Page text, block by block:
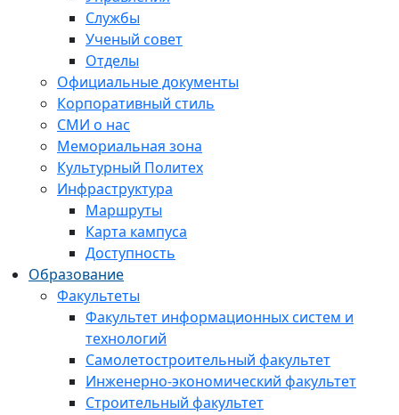
Службы
Ученый совет
Отделы
Официальные документы
Корпоративный стиль
СМИ о нас
Мемориальная зона
Культурный Политех
Инфраструктура
Маршруты
Карта кампуса
Доступность
Образование
Факультеты
Факультет информационных систем и
технологий
Самолетостроительный факультет
Инженерно-экономический факультет
Строительный факультет